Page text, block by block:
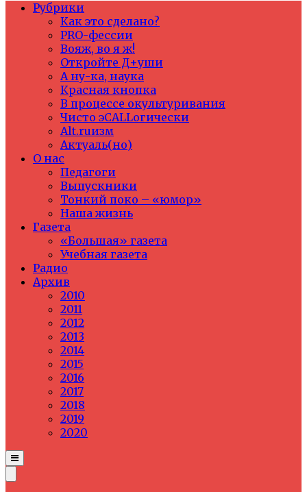
Рубрики
Как это сделано?
PRO-фессии
Вояж, во я ж!
Откройте Д+уши
А ну-ка, наука
Красная кнопка
В процессе окультуривания
Чисто эCALLогически
Alt.ruизм
Актуаль(но)
О нас
Педагоги
Выпускники
Тонкий поко – «юмор»
Наша жизнь
Газета
«Большая» газета
Учебная газета
Радио
Архив
2010
2011
2012
2013
2014
2015
2016
2017
2018
2019
2020